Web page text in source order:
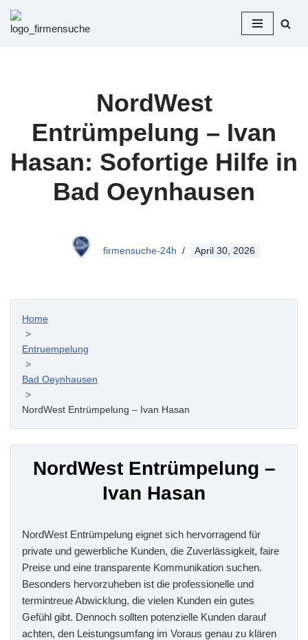
Zum
NordWest
Entrümpelung – Ivan
Hasan: Sofortige Hilfe in
Bad Oeynhausen
firmensuche-24h April 30, 2026
Home
>
Entruempelung
>
Bad Oeynhausen
>
NordWest Entrümpelung – Ivan Hasan
NordWest Entrümpelung –
Ivan Hasan
NordWest Entrümpelung eignet sich hervorragend für
private und gewerbliche Kunden, die Zuverlässigkeit, faire
Preise und eine transparente Kommunikation suchen.
Besonders hervorzuheben ist die professionelle und
termintreue Abwicklung, die vielen Kunden ein gutes
Gefühl gibt. Dennoch sollten potenzielle Kunden darauf
achten, den Leistungsumfang im Voraus genau zu klären